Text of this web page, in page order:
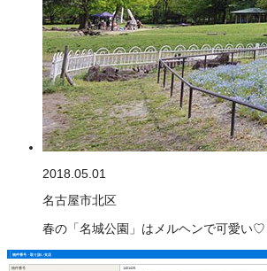
2018.05.01
名古屋市北区
春の「名城公園」はメルヘンで可愛い♡
物件番号・取り扱い支店
物件番号 1401429